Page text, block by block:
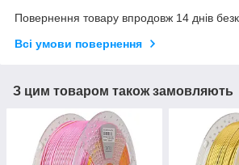
Повернення товару впродовж 14 днів
Всі умови повернення
З цим товаром також замовляють